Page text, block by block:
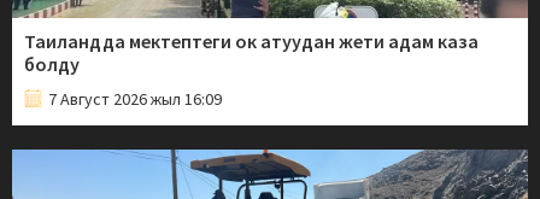
Таиландда мектептеги ок атуудан жети адам каза
болду
7 Август 2026 жыл 16:09